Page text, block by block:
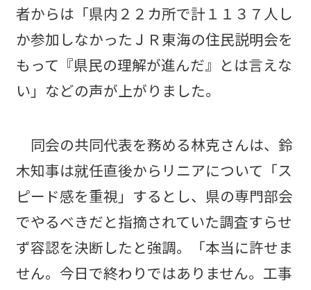
者からは「県内２２カ所で計１１３７人し
か参加しなかったＪＲ東海の住民説明会を
もって『県民の理解が進んだ』とは言えな
い」などの声が上がりました。
同会の共同代表を務める林克さんは、鈴
木知事は就任直後からリニアについて「ス
ピード感を重視」するとし、県の専門部会
でやるべきだと指摘されていた調査すらせ
ず容認を決断したと強調。「本当に許せま
せん。今日で終わりではありません。工事